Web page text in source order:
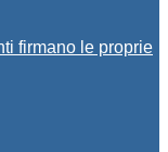
firmano le proprie